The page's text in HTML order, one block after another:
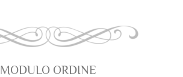
MODULO ORDINE